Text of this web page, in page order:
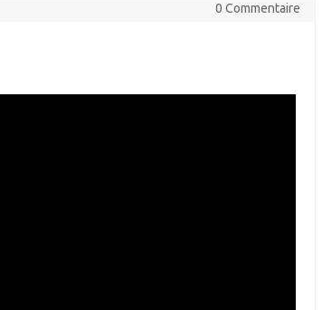
0 Commentaire